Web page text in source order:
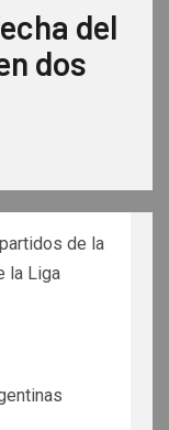
del
dos
de la
la Liga